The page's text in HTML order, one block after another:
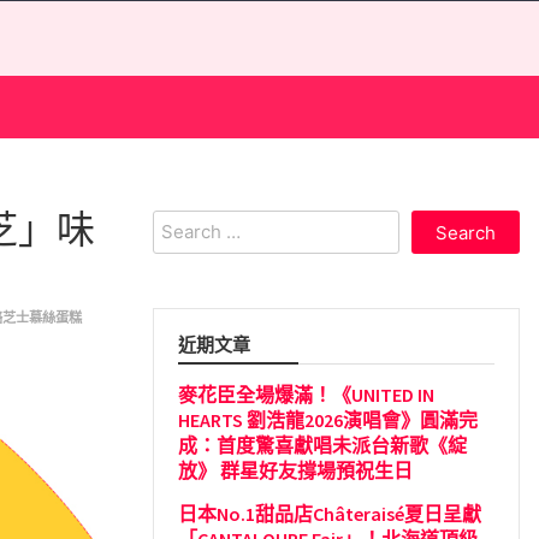
」味
士慕絲蛋糕
Search
for:
近期文章
麥花臣全場爆滿！《UNITED IN
HEARTS 劉浩龍2026演唱會》圓滿完
成：首度驚喜獻唱未派台新歌《綻
放》 群星好友撐場預祝生日
日本No.1甜品店Châteraisé夏日呈獻